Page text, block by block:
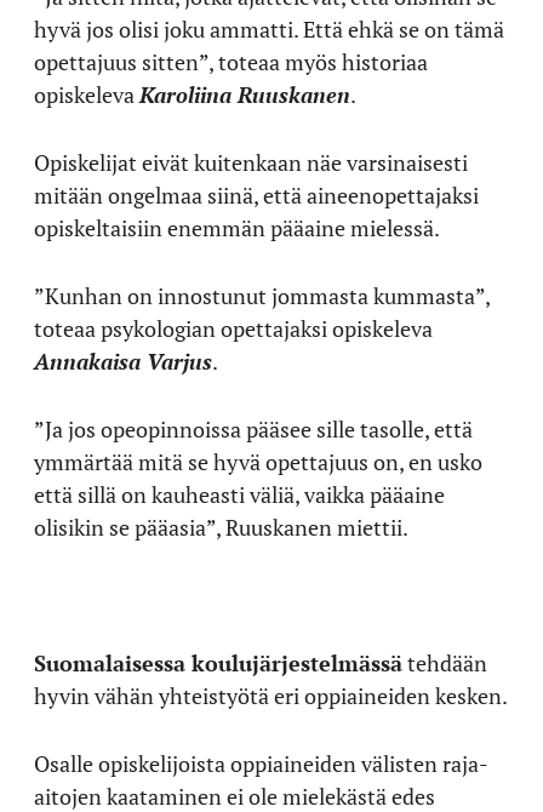
hyvä jos olisi joku ammatti. Että ehkä se on tämä
opettajuus sitten”, toteaa myös historiaa
opiskeleva Karoliina Ruuskanen.
Opiskelijat eivät kuitenkaan näe varsinaisesti
mitään ongelmaa siinä, että aineenopettajaksi
opiskeltaisiin enemmän pääaine mielessä.
”Kunhan on innostunut jommasta kummasta”,
toteaa psykologian opettajaksi opiskeleva
Annakaisa Varjus.
”Ja jos opeopinnoissa pääsee sille tasolle, että
ymmärtää mitä se hyvä opettajuus on, en usko
että sillä on kauheasti väliä, vaikka pääaine
olisikin se pääasia”, Ruuskanen miettii.
Suomalaisessa koulujärjestelmässätehdään
hyvin vähän yhteistyötä eri oppiaineiden kesken.
Osalle opiskelijoista oppiaineiden välisten raja-
aitojen kaataminen ei ole mielekästä edes